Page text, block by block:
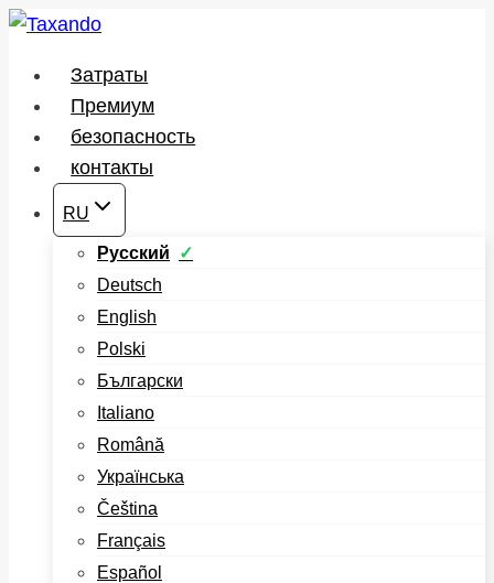
Перейти
содержимому
Затраты
Премиум
безопасность
контакты
RU
Русский
Deutsch
English
Polski
Български
Italiano
Română
Українська
Čeština
Français
Español